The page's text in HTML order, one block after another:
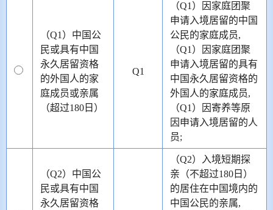
（Q1）中国公
民或具有中国
永久居留资格
的外国人的家
庭成员或亲属
（超过180日）
Q1
（Q1）因家庭团聚
申请入境居留的中国
公民的家庭成员,
（Q1）因家庭团聚
申请入境居留的具有
中国永久居留资格的
外国人的家庭成员,
（Q1）因寄养等原
因申请入境居留的人
员;
（Q2）中国公
民或具有中国
永久居留资格
（Q2）入境短期探
亲（不超过180日）
的居住在中国境内的
中国公民的亲属,